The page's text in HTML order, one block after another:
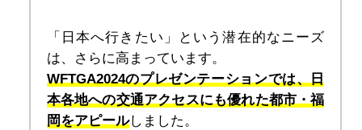
「日本へ行きたい」という潜在的なニーズ
は、さらに高まっています。
WFTGA2024のプレゼンテーションでは、日
本各地への交通アクセスにも優れた都市・福
岡をアピールしました。